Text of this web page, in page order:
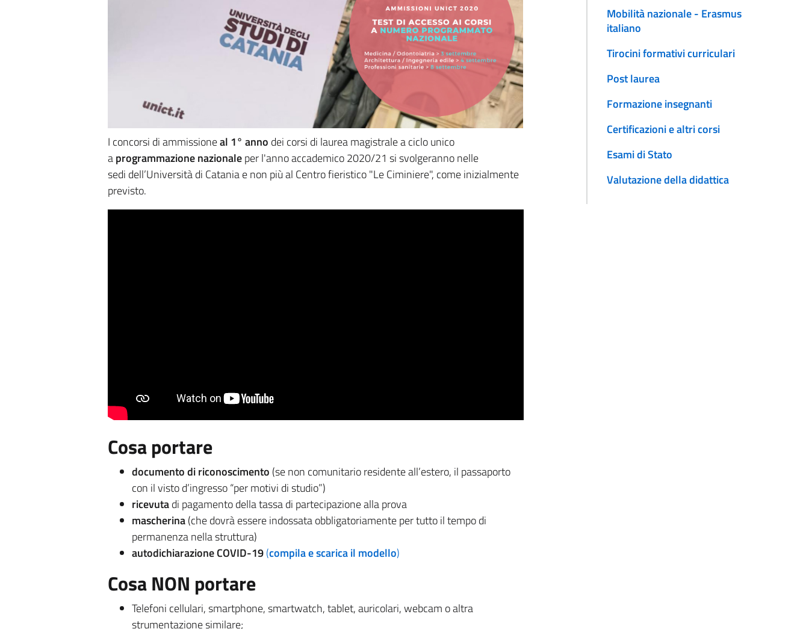
I concorsi di ammissioneal 1° anno dei corsi di laurea magistrale a ciclo unico
aprogrammazione nazionaleper l'anno accademico 2020/21 si svolgeranno nelle
sedi dell’Università di Catania e non più al Centro fieristico "Le Ciminiere", come inizialmente
previsto.
Cosa portare
documento di riconoscimento (se non comunitario residente all’estero, il passaporto
con il visto d’ingresso “per motivi di studio”)
ricevutadi pagamento della tassa di partecipazione alla prova
mascherina(che dovrà essere indossata obbligatoriamente per tutto il tempo di
permanenza nella struttura)
autodichiarazione COVID-19(compila e scarica il modello)
Cosa NON portare
Telefoni cellulari, smartphone, smartwatch, tablet, auricolari, webcam o altra
strumentazione similare;
Mobilità nazionale - Erasmus
italiano
Tirocini formativi curriculari
Post laurea
Formazione insegnanti
Certificazioni e altri corsi
Esami di Stato
Valutazione della didattica